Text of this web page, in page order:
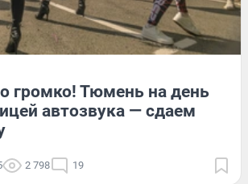
громко! Тюмень на день
автозвука — сдаем
2 798 19